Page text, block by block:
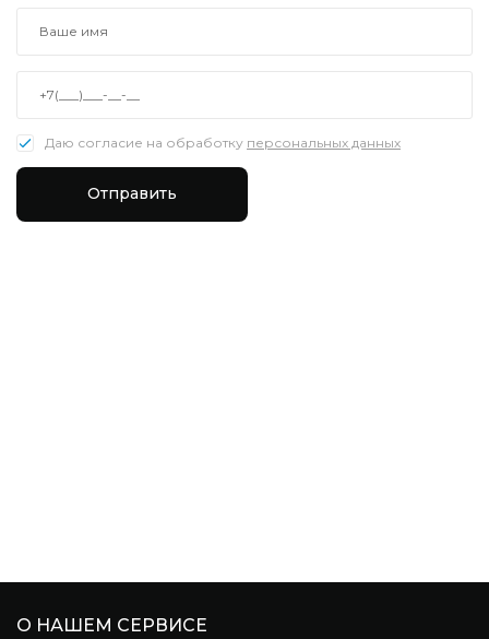
Даю согласие на обработку персональных данных
Отправить
О НАШЕМ СЕРВИСЕ